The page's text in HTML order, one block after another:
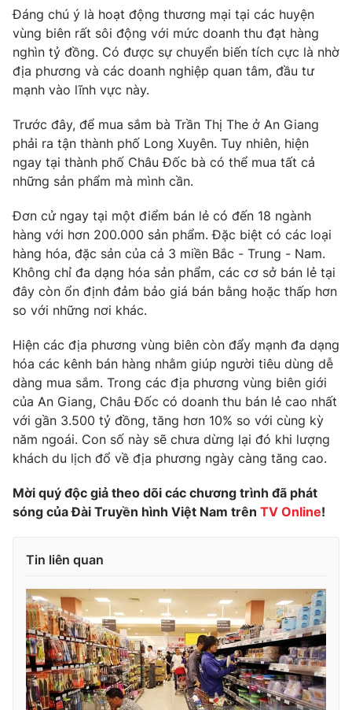
Phim VTV
Hậu trường
Nhân vật
Giải sao mai
Giải trí
Điện ảnh
Âm nhạc
Sao
Đời sống
Du lịch
Làm đẹp
Chất lượng cuộc sống
Tuyển sinh
Học trực tuyến
Công nghệ
Hitech Công nghệ tương lai
Sản phẩm
Thị trường
Tư vấn
Lịch phát sóng
Chuyên mục khác
Emagazine Podcast
Photo Infographic
Video Shorts video
VTV Sức khoẻ Bất động sản
Thị trường 24h
VTV4 Vươn mình bằng AI
VTV9 VTV8
Liên hệ tòa soạn English
Đáng chú ý là hoạt động thương mại tại các huyện
vùng biên rất sôi động với mức doanh thu đạt hàng
nghìn tỷ đồng. Có được sự chuyển biến tích cực là nhờ
địa phương và các doanh nghiệp quan tâm, đầu tư
mạnh vào lĩnh vực này.
Trước đây, để mua sắm bà Trần Thị The ở An Giang
phải ra tận thành phố Long Xuyên. Tuy nhiên, hiện
ngay tại thành phố Châu Đốc bà có thể mua tất cả
những sản phẩm mà mình cần.
Đơn cử ngay tại một điểm bán lẻ có đến 18 ngành
hàng với hơn 200.000 sản phẩm. Đặc biệt có các loại
hàng hóa, đặc sản của cả 3 miền Bắc - Trung - Nam.
Không chỉ đa dạng hóa sản phẩm, các cơ sở bán lẻ tại
đây còn ổn định đảm bảo giá bán bằng hoặc thấp hơn
so với những nơi khác.
Hiện các địa phương vùng biên còn đẩy mạnh đa dạng
hóa các kênh bán hàng nhằm giúp người tiêu dùng dễ
dàng mua sắm. Trong các địa phương vùng biên giới
của An Giang, Châu Đốc có doanh thu bán lẻ cao nhất
với gần 3.500 tỷ đồng, tăng hơn 10% so với cùng kỳ
năm ngoái. Con số này sẽ chưa dừng lại đó khi lượng
khách du lịch đổ về địa phương ngày càng tăng cao.
Mời quý độc giả theo dõi các chương trình đã phát
sóng của Đài Truyền hình Việt Nam trên TV Online!
Tin liên quan